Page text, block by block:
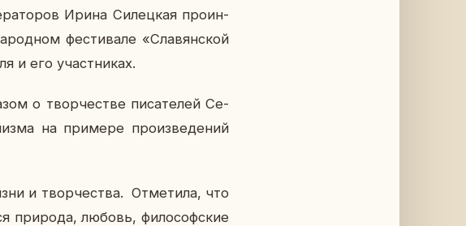
Ирина Си­лец­кая про­ин­
фе­сти­ва­ле «Сла­вян­ской
и его участ­ни­ках.
о твор­че­стве пи­са­те­лей Се­
на при­ме­ре про­из­ве­де­ний
и твор­че­ства. От­ме­ти­ла, что
при­ро­да, любовь, фи­ло­соф­ские